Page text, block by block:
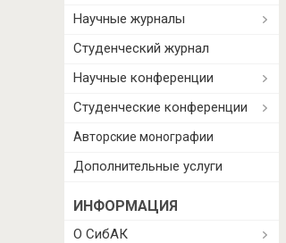
Научные журналы
Студенческий журнал
Научные конференции
Студенческие конференции
Авторские монографии
Дополнительные услуги
ИНФОРМАЦИЯ
О СибАК